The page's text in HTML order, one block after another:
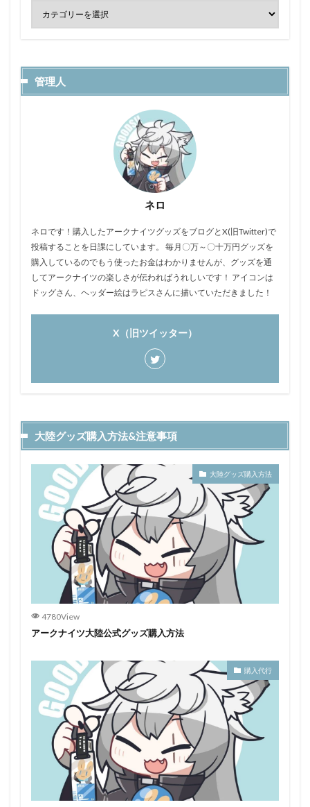
管理人
ネロ
ネロです！購入したアークナイツグッズをブログとX(旧Twitter)で
投稿することを日課にしています。 毎月〇万～〇十万円グッズを
購入しているのでもう使ったお金はわかりませんが、グッズを通
してアークナイツの楽しさが伝わればうれしいです！ アイコンは
ドッグさん、ヘッダー絵はラピスさんに描いていただきました！
X（旧ツイッター）
大陸グッズ購入方法&注意事項
大陸グッズ購入方法
4780View
アークナイツ大陸公式グッズ購入方法
購入代行